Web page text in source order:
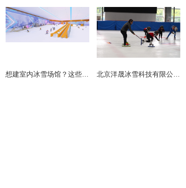
北京洋晟冰雪科技有限公司扎根首都北京，是国内领先的室内冰雪场馆建设一站式服务商。